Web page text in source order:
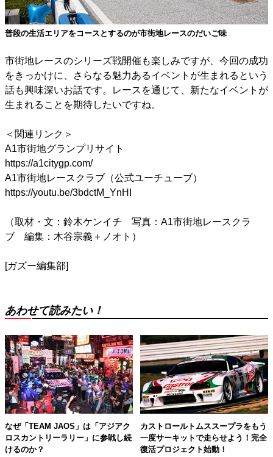
普段の生活エリアをコースとするのが市街地レースのだいご味
市街地レースのシリーズ戦開催も楽しみですが、今回の成功
をきっかけに、さらなる魅力あるイベントが生まれるという
話も興味深いお話です。レースを通じて、新たなイベントが
生まれることを期待したいですね。
＜関連リンク＞
A1市街地グランプリサイト
https://a1citygp.com/
A1市街地レースクラブ（公式ユーチューブ）
https://youtu.be/3bdctM_YnHI
（取材・文：鈴木ケンイチ 写真：A1市街地レースクラ
ブ 編集：木谷宗義＋ノオト）
[ガズー編集部]
あわせて読みたい！
なぜ「TEAM JAOS」は「アジアク
ロスカントリーラリー」に参戦し続
けるのか？
カストロールトムススープラをもう
一度サーキットで走らせよう！完全
復活プロジェクト始動！